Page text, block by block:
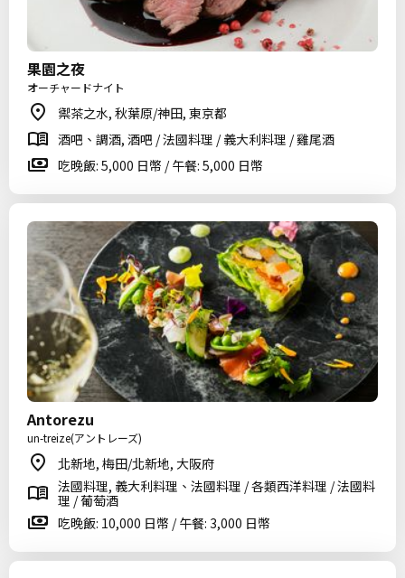
果園之夜
オーチャードナイト
禦茶之水, 秋葉原/神田, 東京都
酒吧、調酒, 酒吧 / 法國料理 / 義大利料理 / 雞尾酒
吃晚飯: 5,000 日幣 / 午餐: 5,000 日幣
Antorezu
un-treize(アントレーズ)
北新地, 梅田/北新地, 大阪府
法國料理, 義大利料理、法國料理 / 各類西洋料理 / 法國料
理 / 葡萄酒
吃晚飯: 10,000 日幣 / 午餐: 3,000 日幣